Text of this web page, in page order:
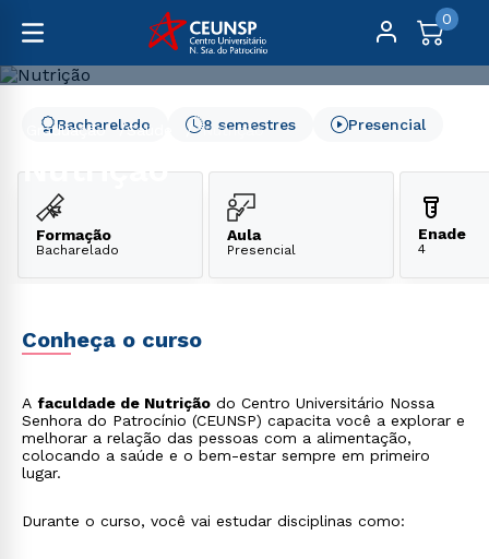
0
Graduação Saúde Nutrição
Nutrição
8 semestres
Bacharelado Presencial
Formação
Bacharelado
Aula
Presencial
Enade
4
Conheça o curso
A faculdade de Nutrição do Centro Universitário Nossa
Senhora do Patrocínio (CEUNSP) capacita você a explorar e
melhorar a relação das pessoas com a alimentação,
colocando a saúde e o bem-estar sempre em primeiro
lugar.
Durante o curso, você vai estudar disciplinas como: